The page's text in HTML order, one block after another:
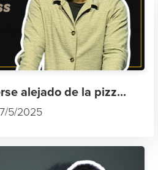
alejado de la pizz...
7/5/2025